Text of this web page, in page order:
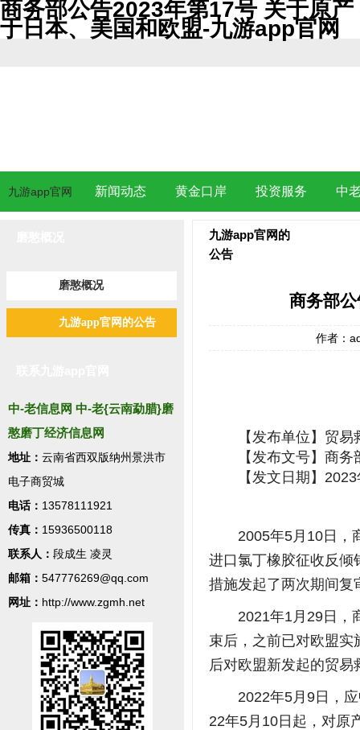
商务部公告2023年第17号 关于原产
于日本、美国和欧盟-九游app官网
九游app官网 新闻动态 黄金口岸 投资服务 中
磨憨概况
九游app官网的公告
中-老信息网 中-老{云南勐腊}磨
憨磨丁经济信息网
地址： 云南省西双版纳州景洪市
电子商贸城
电话： 13578111921
传真： 15936500118
联系人： 段成生 凌灵
邮箱： 547776269@qq.com
网址： http://www.zgmh.net
九游app官网的
公告
商务部
作者：
【发布单位】贸易
【发布文号】商
【发文日期】
2005年5月10日，
进口氯丁橡胶征收反倾
措施发起了两次期间复
2021年1月29日，
束后，之前已对欧盟
后对欧盟新发起的贸
2022年5月9日，
22年5月10日起，对原